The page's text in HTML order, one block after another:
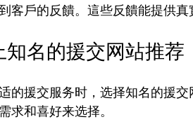
知名的援交网站推荐
的援交服务时，选择知名的援
求和喜好来选择。